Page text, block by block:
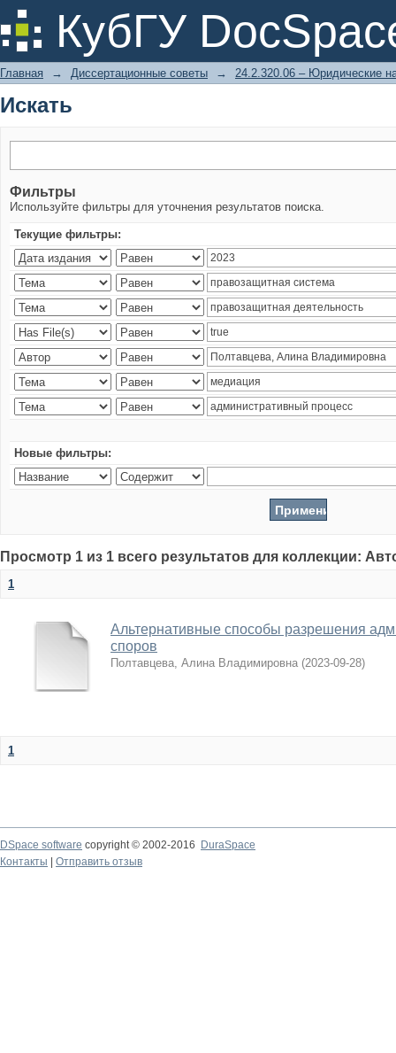
КубГУ
Искать
Главная → Диссертационные советы → 24.2.320.06 – Юридические
Искать
Фильтры
Используйте фильтры для уточнения результатов поиска.
Текущие фильтры:
Новые фильтры:
Просмотр 1 из 1 всего результатов для коллекции:
1
Альтернативные способы разрешения
споров
Полтавцева, Алина Владимировна (2023-09-28)
1
DSpace software copyright © 2002-2016
DuraSpace
Контакты
Отправить отзыв